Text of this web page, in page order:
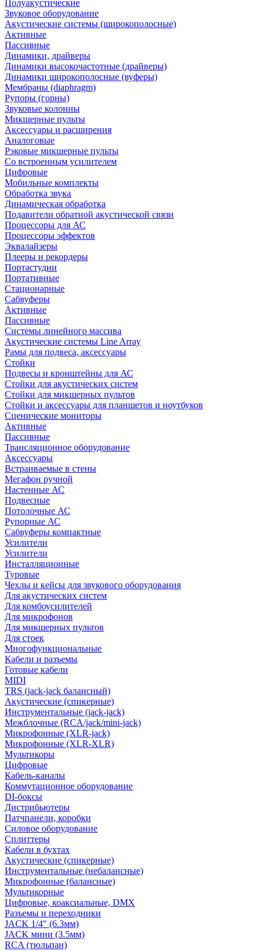
Полуакустические
Звуковое оборудование
Акустические системы (широкополосные)
Активные
Пассивные
Динамики, драйверы
Динамики высокочастотные (драйверы)
Динамики широкополосные (вуферы)
Мембраны (diaphragm)
Рупоры (горны)
Звуковые колонны
Микшерные пульты
Аксессуары и расширения
Аналоговые
Рэковые микшерные пульты
Со встроенным усилителем
Цифровые
Мобильные комплекты
Обработка звука
Динамическая обработка
Подавители обратной акустической связи
Процессоры для АС
Процессоры эффектов
Эквалайзеры
Плееры и рекордеры
Портастудии
Портативные
Стационарные
Сабвуферы
Активные
Пассивные
Системы линейного массива
Акустические системы Line Array
Рамы для подвеса, аксессуары
Стойки
Подвесы и кронштейны для АС
Стойки для акустических систем
Стойки для микшерных пультов
Стойки и аксессуары для планшетов и ноутбуков
Сценические мониторы
Активные
Пассивные
Трансляционное оборудование
Аксессуары
Встраиваемые в стены
Мегафон ручной
Настенные АС
Подвесные
Потолочные АС
Рупорные АС
Сабвуферы компактные
Усилители
Усилители
Инсталляционные
Туровые
Чехлы и кейсы для звукового оборудования
Для акустических систем
Для комбоусилителей
Для микрофонов
Для микшерных пультов
Для стоек
Многофункциональные
Кабели и разъемы
Готовые кабели
MIDI
TRS (jack-jack балансный)
Акустические (спикерные)
Инструментальные (jack-jack)
Межблочные (RCA/jack/mini-jack)
Микрофонные (XLR-jack)
Микрофонные (XLR-XLR)
Мультикоры
Цифровые
Кабель-каналы
Коммутационное оборудование
DI-боксы
Дистрибьютеры
Патчпанели, коробки
Силовое оборудование
Сплиттеры
Кабели в бухтах
Акустические (спикерные)
Инструментальные (небалансные)
Микрофонные (балансные)
Мультикорные
Цифровые, коаксиальные, DMX
Разъемы и переходники
JACK 1/4" (6.3мм)
JACK мини (3.5мм)
RCA (тюльпан)